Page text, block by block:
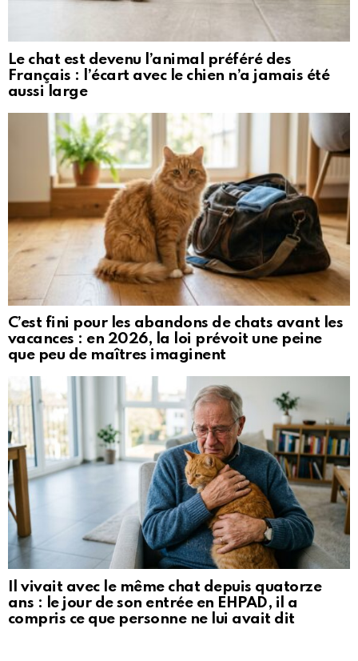
Le chat est devenu l’animal préféré des
Français : l’écart avec le chien n’a jamais été
aussi large
C’est fini pour les abandons de chats avant les
vacances : en 2026, la loi prévoit une peine
que peu de maîtres imaginent
Il vivait avec le même chat depuis quatorze
ans : le jour de son entrée en EHPAD, il a
compris ce que personne ne lui avait dit